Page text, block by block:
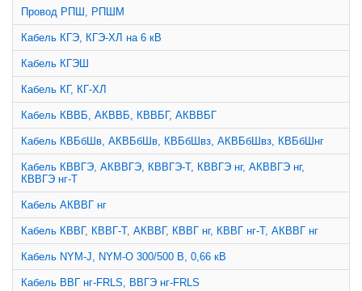
Провод РПШ, РПШМ
Кабель КГЭ, КГЭ-ХЛ на 6 кВ
Кабель КГЭШ
Кабель КГ, КГ-ХЛ
Кабель КВВБ, АКВВБ, КВВБГ, АКВВБГ
Кабель КВБбШв, АКВБбШв, КВБбШвз, АКВБбШвз, КВБбШнг
Кабель КВВГЭ, АКВВГЭ, КВВГЭ-Т, КВВГЭ нг, АКВВГЭ нг,
КВВГЭ нг-Т
Кабель АКВВГ нг
Кабель КВВГ, КВВГ-Т, АКВВГ, КВВГ нг, КВВГ нг-Т, АКВВГ нг
Кабель NYM-J, NYM-O 300/500 В, 0,66 кВ
Кабель ВВГ нг-FRLS, ВВГЭ нг-FRLS